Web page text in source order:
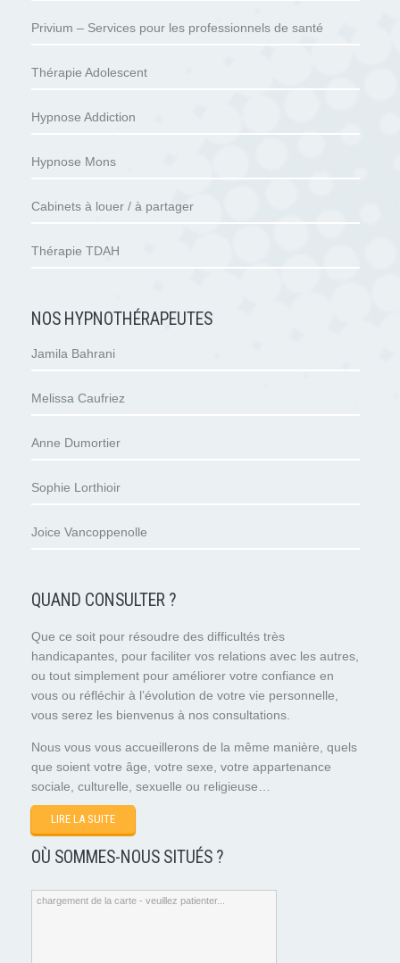
Privium – Services pour les professionnels de santé
Thérapie Adolescent
Hypnose Addiction
Hypnose Mons
Cabinets à louer / à partager
Thérapie TDAH
NOS HYPNOTHÉRAPEUTES
Jamila Bahrani
Melissa Caufriez
Anne Dumortier
Sophie Lorthioir
Joice Vancoppenolle
QUAND CONSULTER ?
Que ce soit pour résoudre des difficultés très
handicapantes, pour faciliter vos relations avec les autres,
ou tout simplement pour améliorer votre confiance en
vous ou réfléchir à l’évolution de votre vie personnelle,
vous serez les bienvenus à nos consultations.
Nous vous vous accueillerons de la même manière, quels
que soient votre âge, votre sexe, votre appartenance
sociale, culturelle, sexuelle ou religieuse…
LIRE LA SUITE
OÙ SOMMES-NOUS SITUÉS ?
chargement de la carte - veuillez patienter...